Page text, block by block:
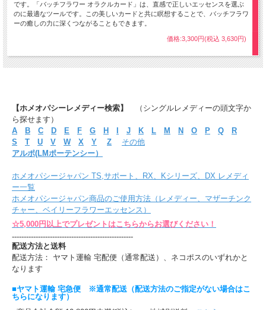
です。「バッチフラワー オラクルカード」は、直感で正しいエッセンスを選ぶ
のに最適なツールです。この美しいカードと共に瞑想することで、バッチフラワ
ーの癒しの力に深くつながることもできます。
価格:3,300円(税込 3,630円)
【ホメオパシーレメディー検索】
（シングルレメディーの頭文字か
ら探せます）
A
B C D E F G H J K L M N O P Q
R
S
T U V W X Y Z
その他
アルポ(LMポーテンシー）
ホメオパシージャパン TS,サポート、RX、Kシリーズ、DX レメディ
ー一覧
ホメオパシージャパン商品のご使用方法（レメディー、マザーチンク
チャー、ベイリーフラワーエッセンス）
☆5,000円以上でプレゼントはこちらからお選びください！
---------------------------------------------------
配送方法と送料
配送方法： ヤマト運輸 宅配便（通常配送）、ネコポスのいずれかと
なります
■ヤマト運輸 宅急便 ※通常配送（配送方法のご指定がない場合はこ
ちらになります）